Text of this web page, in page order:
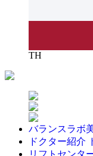
TH
バランスラボ
ドクター紹介
リフトセンタ